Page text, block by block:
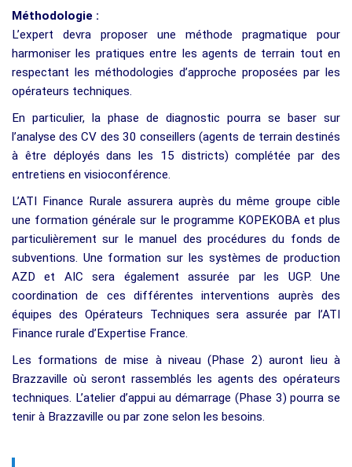
Méthodologie :
L’expert devra proposer une méthode pragmatique pour
harmoniser les pratiques entre les agents de terrain tout en
respectant les méthodologies d’approche proposées par les
opérateurs techniques.
En particulier, la phase de diagnostic pourra se baser sur
l’analyse des CV des 30 conseillers (agents de terrain destinés
à être déployés dans les 15 districts) complétée par des
entretiens en visioconférence.
L’ATI Finance Rurale assurera auprès du même groupe cible
une formation générale sur le programme KOPEKOBA et plus
particulièrement sur le manuel des procédures du fonds de
subventions. Une formation sur les systèmes de production
AZD et AIC sera également assurée par les UGP. Une
coordination de ces différentes interventions auprès des
équipes des Opérateurs Techniques sera assurée par l’ATI
Finance rurale d’Expertise France.
Les formations de mise à niveau (Phase 2) auront lieu à
Brazzaville où seront rassemblés les agents des opérateurs
techniques. L’atelier d’appui au démarrage (Phase 3) pourra se
tenir à Brazzaville ou par zone selon les besoins.